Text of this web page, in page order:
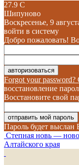
27.9 C
Шипуново
Воскресенье, 9
войти в систему
Добро пожаловать!
Forgot your password?
восстановление
Восстановите свой
Пароль будет выслан
Степная новь —
Алтайского края